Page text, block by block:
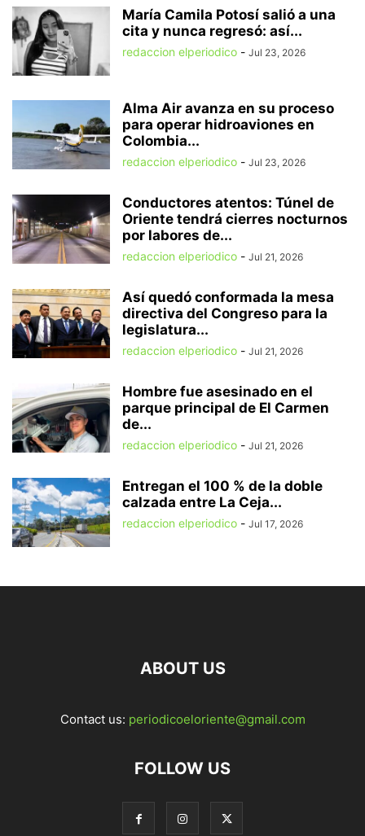
María Camila Potosí salió a una
cita y nunca regresó: así...
redaccion elperiodico - Jul 23, 2026
Alma Air avanza en su proceso
para operar hidroaviones en
Colombia...
redaccion elperiodico - Jul 23, 2026
Conductores atentos: Túnel de
Oriente tendrá cierres nocturnos
por labores de...
redaccion elperiodico - Jul 21, 2026
Así quedó conformada la mesa
directiva del Congreso para la
legislatura...
redaccion elperiodico - Jul 21, 2026
Hombre fue asesinado en el
parque principal de El Carmen
de...
redaccion elperiodico - Jul 21, 2026
Entregan el 100 % de la doble
calzada entre La Ceja...
redaccion elperiodico - Jul 17, 2026
ABOUT US
Contact us: periodicoeloriente@gmail.com
FOLLOW US